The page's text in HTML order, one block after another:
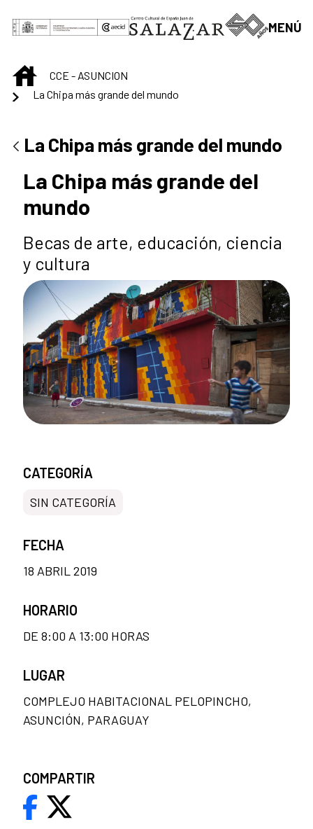
Saltar al contenido principal
MENÚ
INICIOCCE - ASUNCION
La Chipa más grande del mundo
La Chipa más grande del mundo
La Chipa más grande del
mundo
Becas de arte, educación, ciencia
y cultura
CATEGORÍA
SIN CATEGORÍA
FECHA
18 ABRIL 2019
HORARIO
DE 8:00 A 13:00 HORAS
LUGAR
COMPLEJO HABITACIONAL PELOPINCHO,
ASUNCIÓN, PARAGUAY
COMPARTIR